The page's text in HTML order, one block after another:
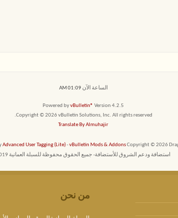
الساعة الآن01:09 AM
Powered byvBulletin® Version 4.2.5
Copyright © 2026 vBulletin Solutions, Inc. All rights reserved.
Translate By Almuhajir
Advanced User Tagging (Lite)-vBulletin Mods & AddonsCopyright © 2026
استضافة ودعم الشروق للأستضافة- جميع الحقوق محفوظة للسبلة العمانية 2019
من نحن